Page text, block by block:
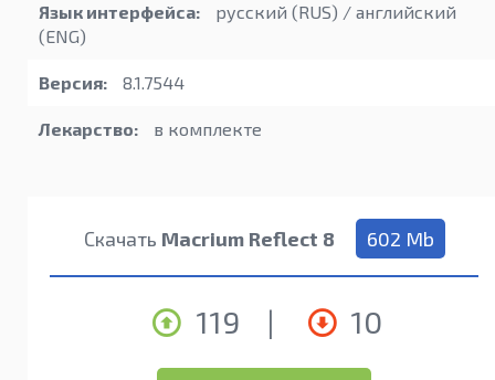
Язык интерфейса:
русский (RUS) / английский
(ENG)
Версия: 8.1.7544
Лекарство: в комплекте
Скачать Macrium Reflect 8 602 Mb
119 | 10